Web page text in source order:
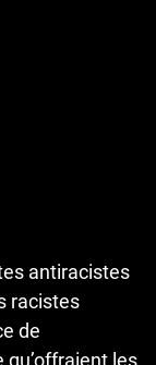
antiracistes
racistes
de
les